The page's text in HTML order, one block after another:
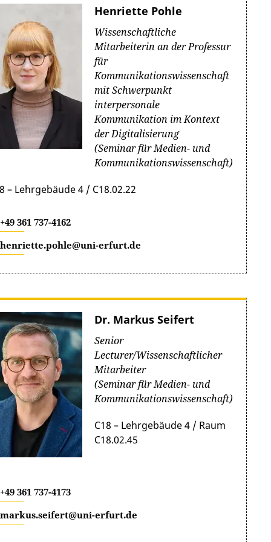
Henriette Pohle
Wissenschaftliche
Mitarbeiterin an der Professur
für
Kommunikationswissenschaft
mit Schwerpunkt
interpersonale
Kommunikation im Kontext
der Digitalisierung
(Seminar für Medien- und
Kommunikationswissenschaft)
– Lehrgebäude 4 / C18.02.22
+49 361 737-4162
henriette.pohle@uni-erfurt.de
Dr. Markus Seifert
Senior
Lecturer/Wissenschaftlicher
Mitarbeiter
(Seminar für Medien- und
Kommunikationswissenschaft)
C18 – Lehrgebäude 4 / Raum
C18.02.45
+49 361 737-4173
markus.seifert@uni-erfurt.de